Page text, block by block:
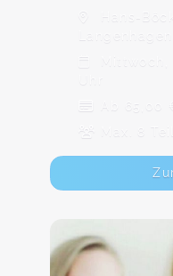
Hans-
Mittwoch,
Ab 65,00
Max. 8